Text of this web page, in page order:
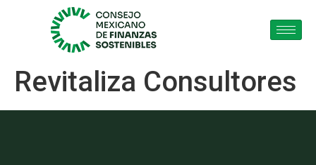
Revitaliza Consultores